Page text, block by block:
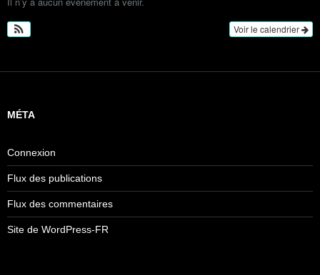
Voir le calendrier
MÉTA
Connexion
Flux des publications
Flux des commentaires
Site de WordPress-FR